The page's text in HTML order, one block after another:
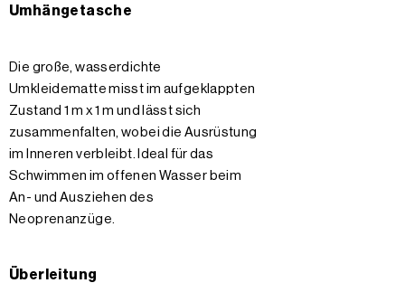
Umhängetasche
Die große, wasserdichte
Umkleidematte misst im aufgeklappten
Zustand 1 m x 1 m und lässt sich
zusammenfalten, wobei die Ausrüstung
im Inneren verbleibt. Ideal für das
Schwimmen im offenen Wasser beim
An- und Ausziehen des
Neoprenanzüge.
Überleitung